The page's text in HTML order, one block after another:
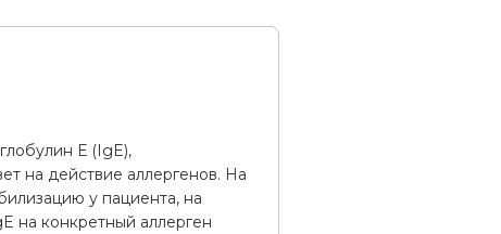
Е (IgE),
на действие аллергенов. На
у пациента, на
на конкретный аллерген